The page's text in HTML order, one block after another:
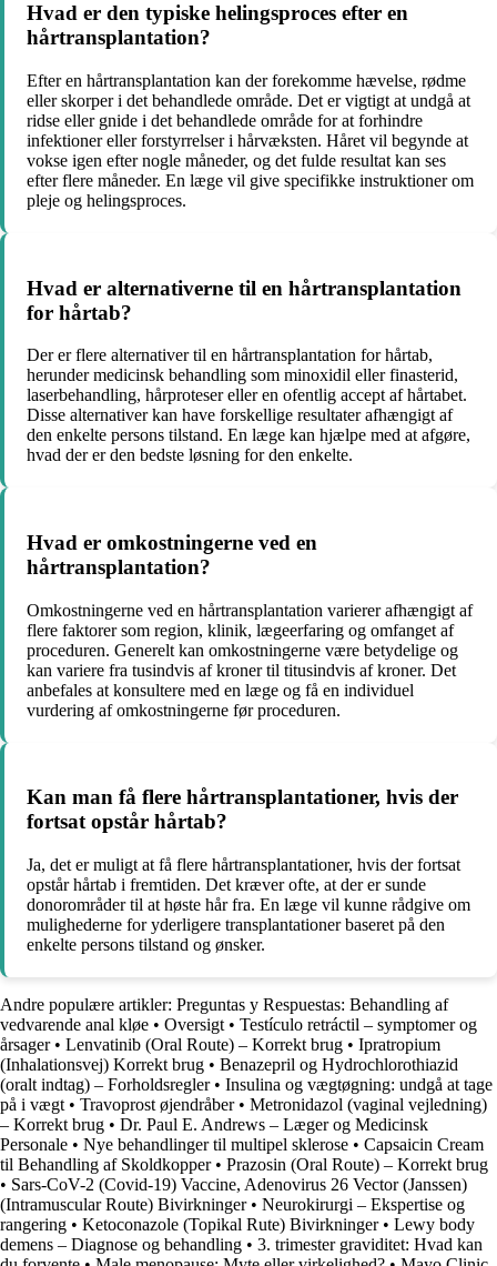
Hvad er den typiske helingsproces efter en
hårtransplantation?
Efter en hårtransplantation kan der forekomme hævelse, rødme
eller skorper i det behandlede område. Det er vigtigt at undgå at
ridse eller gnide i det behandlede område for at forhindre
infektioner eller forstyrrelser i hårvæksten. Håret vil begynde at
vokse igen efter nogle måneder, og det fulde resultat kan ses
efter flere måneder. En læge vil give specifikke instruktioner om
pleje og helingsproces.
Hvad er alternativerne til en hårtransplantation
for hårtab?
Der er flere alternativer til en hårtransplantation for hårtab,
herunder medicinsk behandling som minoxidil eller finasterid,
laserbehandling, hårproteser eller en ofentlig accept af hårtabet.
Disse alternativer kan have forskellige resultater afhængigt af
den enkelte persons tilstand. En læge kan hjælpe med at afgøre,
hvad der er den bedste løsning for den enkelte.
Hvad er omkostningerne ved en
hårtransplantation?
Omkostningerne ved en hårtransplantation varierer afhængigt af
flere faktorer som region, klinik, lægeerfaring og omfanget af
proceduren. Generelt kan omkostningerne være betydelige og
kan variere fra tusindvis af kroner til titusindvis af kroner. Det
anbefales at konsultere med en læge og få en individuel
vurdering af omkostningerne før proceduren.
Kan man få flere hårtransplantationer, hvis der
fortsat opstår hårtab?
Ja, det er muligt at få flere hårtransplantationer, hvis der fortsat
opstår hårtab i fremtiden. Det kræver ofte, at der er sunde
donorområder til at høste hår fra. En læge vil kunne rådgive om
mulighederne for yderligere transplantationer baseret på den
enkelte persons tilstand og ønsker.
Andre populære artikler: Preguntas y Respuestas: Behandling af
vedvarende anal kløe • Oversigt • Testículo retráctil – symptomer og
årsager• Lenvatinib (Oral Route) – Korrekt brug • Ipratropium
(Inhalationsvej) Korrekt brug • Benazepril og Hydrochlorothiazid
(oralt indtag) – Forholdsregler• Insulina og vægtøgning: undgå at tage
på i vægt • Travoprost øjendråber• Metronidazol (vaginal vejledning)
– Korrekt brug • Dr. Paul E. Andrews – Læger og Medicinsk
Personale • Nye behandlinger til multipel sklerose • Capsaicin Cream
til Behandling af Skoldkopper• Prazosin (Oral Route) – Korrekt brug
• Sars-CoV-2 (Covid-19) Vaccine, Adenovirus 26 Vector (Janssen)
(Intramuscular Route) Bivirkninger• Neurokirurgi – Ekspertise og
rangering • Ketoconazole (Topikal Rute) Bivirkninger• Lewy body
demens – Diagnose og behandling • 3. trimester graviditet: Hvad kan